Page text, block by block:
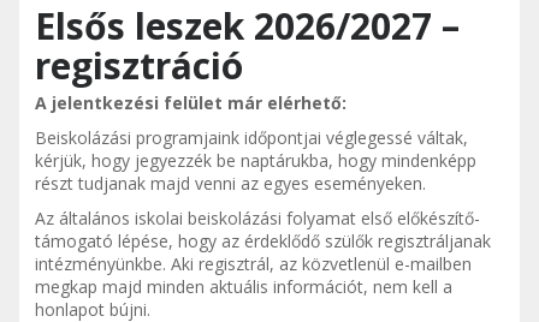
Elsős leszek 2026/2027 –
regisztráció
A jelentkezési felület már elérhető:
Beiskolázási programjaink időpontjai véglegessé váltak,
kérjük, hogy jegyezzék be naptárukba, hogy mindenképp
részt tudjanak majd venni az egyes eseményeken.
Az általános iskolai beiskolázási folyamat első előkészítő-
támogató lépése, hogy az érdeklődő szülők regisztráljanak
intézményünkbe. Aki regisztrál, az közvetlenül e-mailben
megkap majd minden aktuális információt, nem kell a
honlapot bújni.